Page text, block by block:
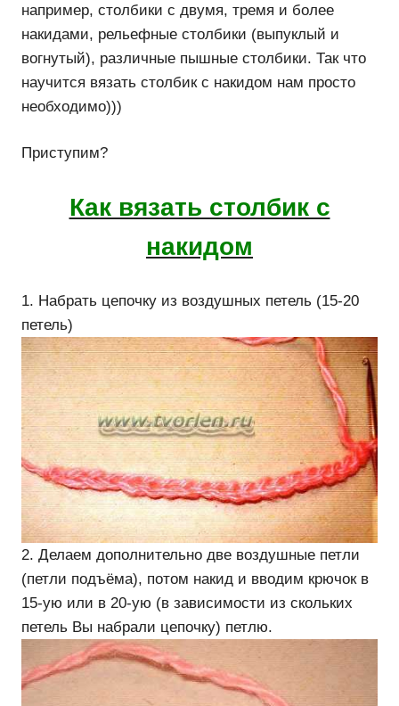
например, столбики с двумя, тремя и более
накидами, рельефные столбики (выпуклый и
вогнутый), различные пышные столбики. Так что
научится вязать столбик с накидом нам просто
необходимо)))
Приступим?
Как вязать столбик с
накидом
1. Набрать цепочку из воздушных петель (15-20
петель)
2. Делаем дополнительно две воздушные петли
(петли подъёма), потом накид и вводим крючок в
15-ую или в 20-ую (в зависимости из скольких
петель Вы набрали цепочку) петлю.